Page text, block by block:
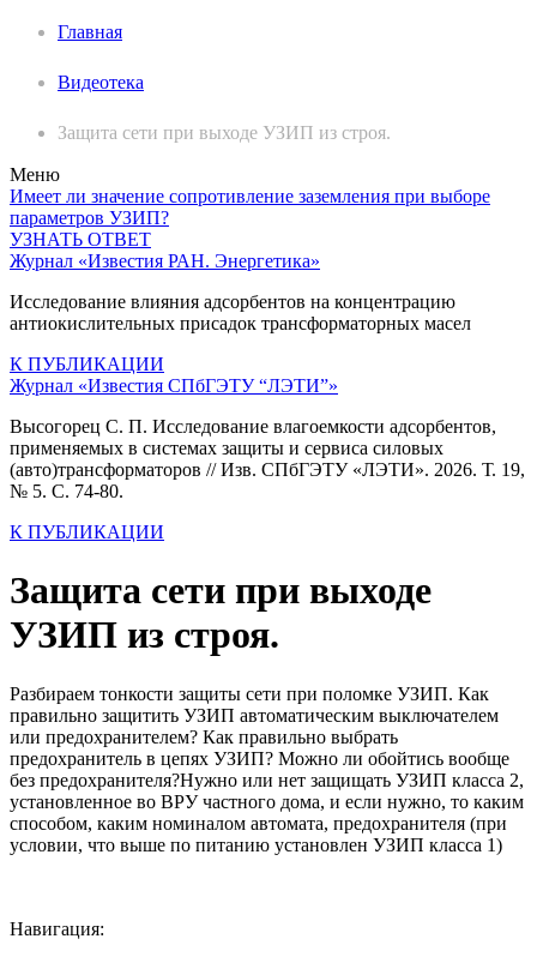
Главная
Видеотека
Защита сети при выходе УЗИП из строя.
Меню
Имеет ли значение сопротивление заземления при выборе
параметров УЗИП?
УЗНАТЬ ОТВЕТ
Журнал «Известия РАН. Энергетика»
Исследование влияния адсорбентов на концентрацию
антиокислительных присадок трансформаторных масел
К ПУБЛИКАЦИИ
Журнал «Известия СПбГЭТУ “ЛЭТИ”»
Высогорец С. П. Исследование влагоемкости адсорбентов,
применяемых в системах защиты и сервиса силовых
(авто)трансформаторов // Изв. СПбГЭТУ «ЛЭТИ». 2026. Т. 19,
№ 5. С. 74-80.
К ПУБЛИКАЦИИ
Защита сети при выходе
УЗИП из строя.
Разбираем тонкости защиты сети при поломке УЗИП. Как
правильно защитить УЗИП автоматическим выключателем
или предохранителем? Как правильно выбрать
предохранитель в цепях УЗИП? Можно ли обойтись вообще
без предохранителя?Нужно или нет защищать УЗИП класса 2,
установленное во ВРУ частного дома, и если нужно, то каким
способом, каким номиналом автомата, предохранителя (при
условии, что выше по питанию установлен УЗИП класса 1)
Навигация: